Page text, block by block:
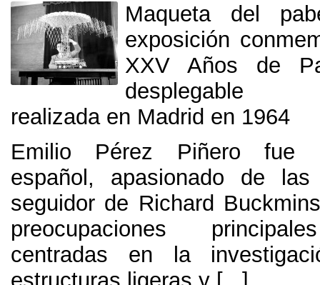
Maqueta del
exposición
XXV Años de
desplegable
realizada en Madrid en 1964
Emilio Pérez Piñero fue
español , apasionado de
seguidor de Richard
preocupaciones
centradas en la